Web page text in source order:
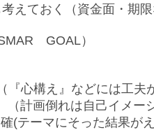
えておく（資金面・期
GOAL）
心構え』などには工夫
画倒れは自己イメージ
ーマにそった結果が